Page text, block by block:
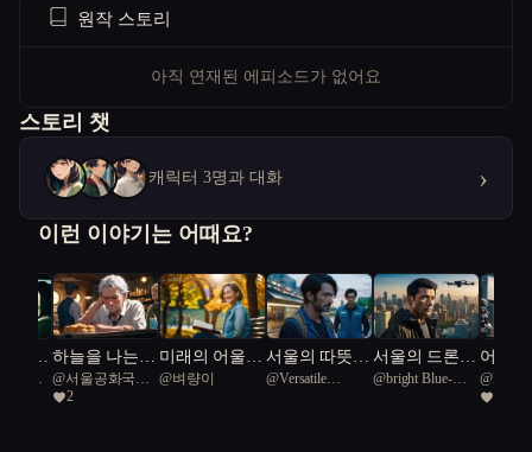
원작 스토리
아직 연재된 에피소드가 없어요
스토리 챗
캐릭터 3명과 대화 ›
이런 이야기는 어때요?
려준
국일
하늘을 나는
붕어빵
@서울공화국일
급시민
2
미래의 어울림
공원
@벼량이
서울의 따뜻한
공원
@Versatile
서울의 드론,
미래를 배달하
@bright Blue-
어머
극
@live